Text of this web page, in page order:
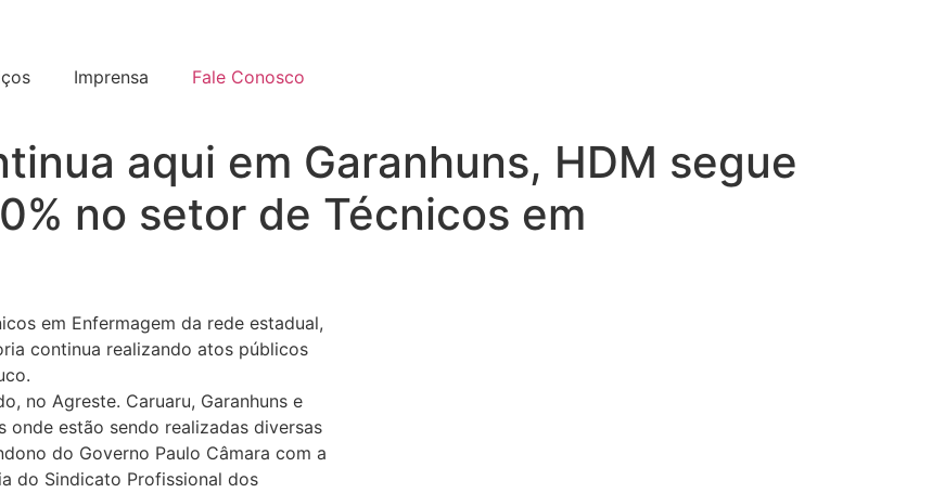
Imprensa Fale Conosco
aqui em Garanhuns, HDM segue
no setor de Técnicos em
em Enfermagem da rede estadual,
continua realizando atos públicos
no Agreste. Caruaru, Garanhuns e
estão sendo realizadas diversas
do Governo Paulo Câmara com a
do Sindicato Profissional dos